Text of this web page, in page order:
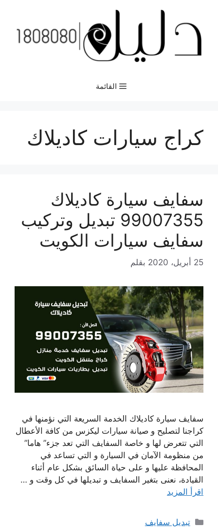
المحتوى
القائمة
كراج سيارات كاديلاك
سفايف سيارة كاديلاك
99007355 تبديل وتركيب
سفايف سيارات الكويت
25 أبريل، 2020 بقلم
سفايف سيارة كاديلاك الخدمة السريعة التي نؤمنها في
كراجنا لتصليح و صيانة سيارات ليكزس من كافة الأعطال
التي تتعرض لها و خاصة السفايف التي تعد جزء” هاما”
من منظومة الآمان في السيارة و التي تساعد في
المحافظة عليها و على حياة السائق بشكل عام أثناء
القيادة، نعنى بتغير السفايف و تبديلها في كل وقت و …
اقرأ المزيد
التصنيفات
تبديل سفايف